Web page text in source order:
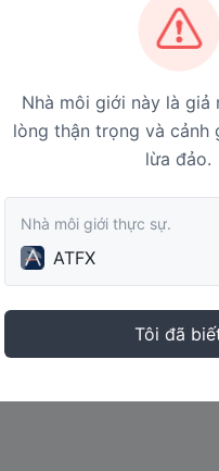
Nhà môi giới này là giả
lòng thận trọng và cảnh
lừa đảo.
Nhà môi giới thực sự.
ATFX
Tôi đã